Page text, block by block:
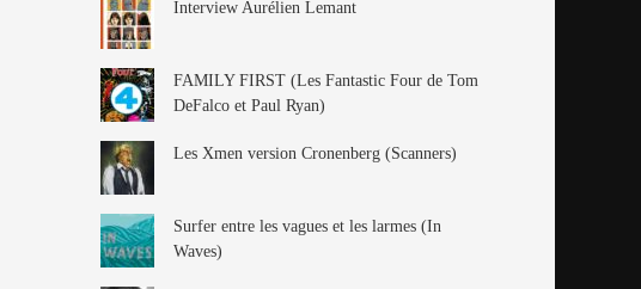
Interview Aurélien Lemant
FAMILY FIRST (Les Fantastic Four de Tom
DeFalco et Paul Ryan)
Les Xmen version Cronenberg (Scanners)
Surfer entre les vagues et les larmes (In
Waves)